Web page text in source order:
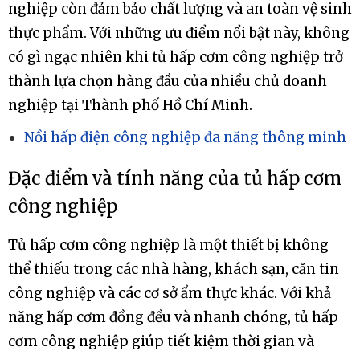
nghiệp còn đảm bảo chất lượng và an toàn vệ sinh
thực phẩm. Với những ưu điểm nổi bật này, không
có gì ngạc nhiên khi tủ hấp cơm công nghiệp trở
thành lựa chọn hàng đầu của nhiều chủ doanh
nghiệp tại Thành phố Hồ Chí Minh.
Nồi hấp điện công nghiệp đa năng thông minh
Đặc điểm và tính năng của tủ hấp cơm
công nghiệp
Tủ hấp cơm công nghiệp là một thiết bị không
thể thiếu trong các nhà hàng, khách sạn, căn tin
công nghiệp và các cơ sở ẩm thực khác. Với khả
năng hấp cơm đồng đều và nhanh chóng, tủ hấp
cơm công nghiệp giúp tiết kiệm thời gian và